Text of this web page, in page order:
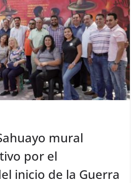
mural
por el
inicio de la Guerra